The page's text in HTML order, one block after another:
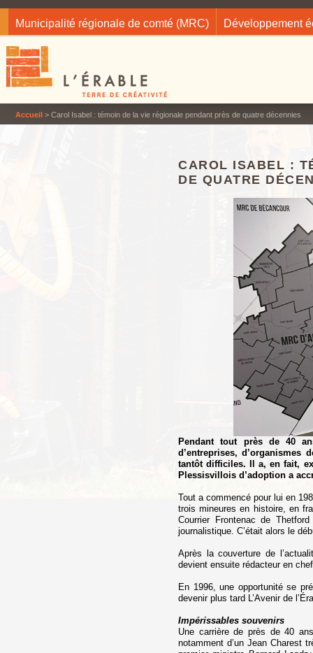
Municipalité régionale de comté (MRC) Développement
Accueil > Carol Isabel : témoin de la vie régionale pendant près de quatre décennies
CAROL ISABEL :
DE QUATRE
Pendant tout près de 40
d’entreprises,
tantôt difficiles. Il a, en fait,
Plessisvillois d’adoption a
Tout a commencé pour lui en
trois mineures en histoire, en
Courrier Frontenac de
journalistique. C’était alors le
Après la couverture de
devient ensuite rédacteur en
En 1996, une opportunité se
devenir plus tard L’Avenir de
Impérissables souvenirs
Une carrière de près de 40
notamment d’un Jean Charest